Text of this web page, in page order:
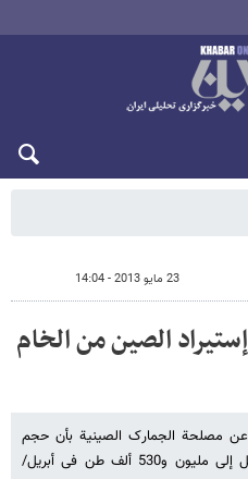
23 مايو 2013 - 14:04
الصین من الخام
مصلحة الجمارک الصینیة بأن حجم
إستیراد الصین من النفط الإیرانی وصل إلی ملیون و530 ألف طن فی أبریل/